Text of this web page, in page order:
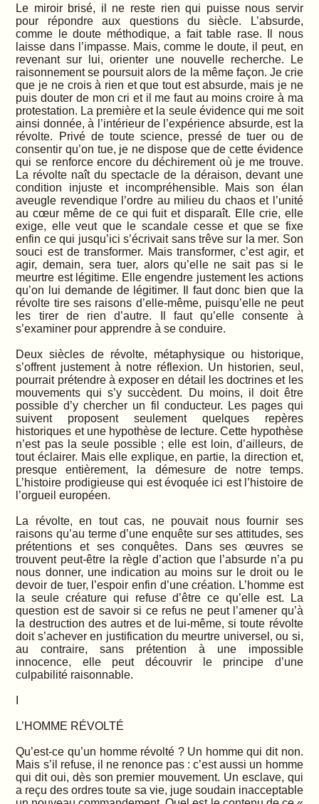
Le miroir brisé, il ne reste rien qui puisse nous servir
pour répondre aux questions du siècle. L’absurde,
comme le doute méthodique, a fait table rase. Il nous
laisse dans l’impasse. Mais, comme le doute, il peut, en
revenant sur lui, orienter une nouvelle recherche. Le
raisonnement se poursuit alors de la même façon. Je crie
que je ne crois à rien et que tout est absurde, mais je ne
puis douter de mon cri et il me faut au moins croire à ma
protestation. La première et la seule évidence qui me soit
ainsi donnée, à l’intérieur de l’expérience absurde, est la
révolte. Privé de toute science, pressé de tuer ou de
consentir qu’on tue, je ne dispose que de cette évidence
qui se renforce encore du déchirement où je me trouve.
La révolte naît du spectacle de la déraison, devant une
condition injuste et incompréhensible. Mais son élan
aveugle revendique l’ordre au milieu du chaos et l’unité
au cœur même de ce qui fuit et disparaît. Elle crie, elle
exige, elle veut que le scandale cesse et que se fixe
enfin ce qui jusqu’ici s’écrivait sans trêve sur la mer. Son
souci est de transformer. Mais transformer, c’est agir, et
agir, demain, sera tuer, alors qu’elle ne sait pas si le
meurtre est légitime. Elle engendre justement les actions
qu’on lui demande de légitimer. Il faut donc bien que la
révolte tire ses raisons d’elle-même, puisqu’elle ne peut
les tirer de rien d’autre. Il faut qu’elle consente à
s’examiner pour apprendre à se conduire.
Deux siècles de révolte, métaphysique ou historique,
s’offrent justement à notre réflexion. Un historien, seul,
pourrait prétendre à exposer en détail les doctrines et les
mouvements qui s’y succèdent. Du moins, il doit être
possible d’y chercher un fil conducteur. Les pages qui
suivent proposent seulement quelques repères
historiques et une hypothèse de lecture. Cette hypothèse
n’est pas la seule possible ; elle est loin, d’ailleurs, de
tout éclairer. Mais elle explique, en partie, la direction et,
presque entièrement, la démesure de notre temps.
L’histoire prodigieuse qui est évoquée ici est l’histoire de
l’orgueil européen.
La révolte, en tout cas, ne pouvait nous fournir ses
raisons qu’au terme d’une enquête sur ses attitudes, ses
prétentions et ses conquêtes. Dans ses œuvres se
trouvent peut-être la règle d’action que l’absurde n’a pu
nous donner, une indication au moins sur le droit ou le
devoir de tuer, l’espoir enfin d’une création. L’homme est
la seule créature qui refuse d’être ce qu’elle est. La
question est de savoir si ce refus ne peut l’amener qu’à
la destruction des autres et de lui-même, si toute révolte
doit s’achever en justification du meurtre universel, ou si,
au contraire, sans prétention à une impossible
innocence, elle peut découvrir le principe d’une
culpabilité raisonnable.
L’HOMME RÉVOLTÉ
Qu’est-ce qu’un homme révolté ? Un homme qui dit non.
Mais s’il refuse, il ne renonce pas : c’est aussi un homme
qui dit oui, dès son premier mouvement. Un esclave, qui
a reçu des ordres toute sa vie, juge soudain inacceptable